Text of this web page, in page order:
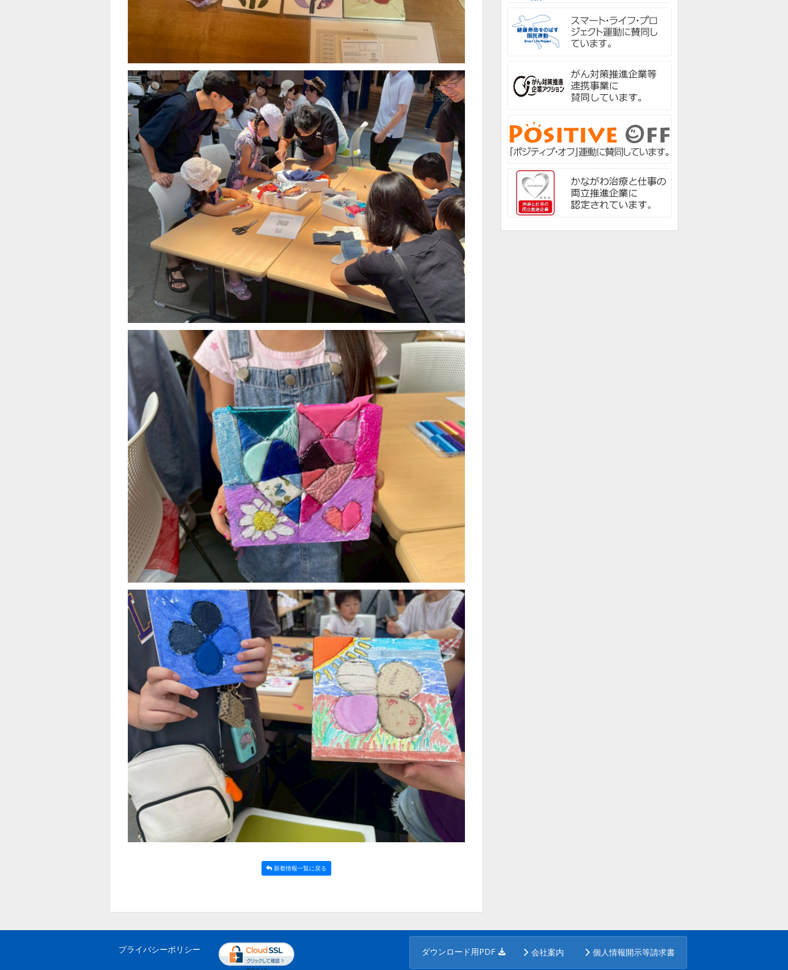
新着情報一覧に戻る
プライバシーポリシー ダウンロード用PDF 会社案内 個人情報開示等請求書